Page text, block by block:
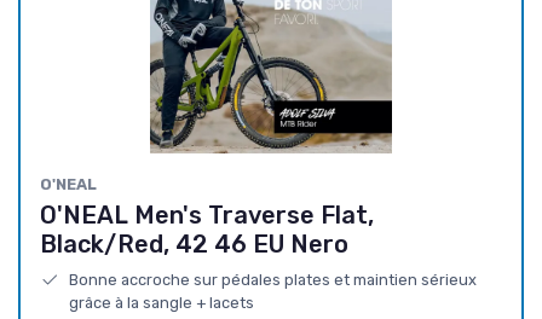
O'NEAL
O'NEAL Men's Traverse Flat,
Black/Red, 42 46 EU Nero
Bonne accroche sur pédales plates et maintien sérieux
grâce à la sangle + lacets